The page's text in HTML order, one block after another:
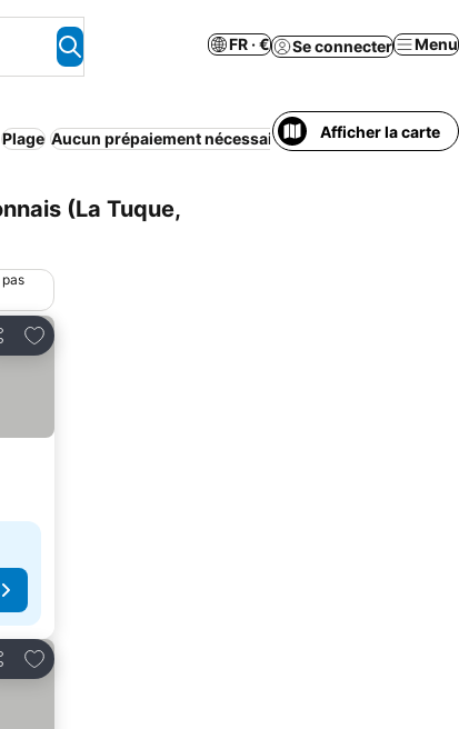
FR · € Se connecter Menu
Plage Aucun prépaiement nécessaire Parking Animaux
Afficher la carte
(La Tuque,
Ajouter à mes favoris
Ajouter à mes favoris